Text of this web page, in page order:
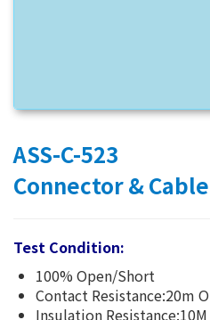
ASS-C-523
Connector &
Test Condition:
100% Open/Short
Contact Resistance:20m
Insulation